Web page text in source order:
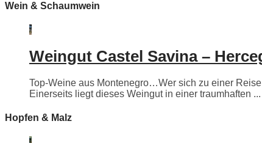
Wein & Schaumwein
Weingut Castel Savina –
Top-Weine aus Montenegro…Wer sich zu einer
Einerseits liegt dieses Weingut in einer traumhaften ...
Hopfen & Malz